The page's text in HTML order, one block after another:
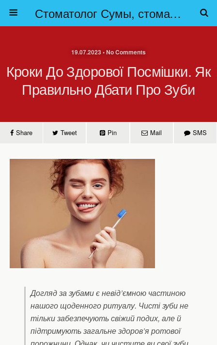
Стоматолог Сумы, стоматологические клиники Сумы, детская стоматология в Сумах. | Частная стоматология Сумы
19.07.2023 • No Comments
Кроки До Здорової Посмішки. Як
Правильно Дбати Про Зуби
Share Tweet Pin Mail SMS
Догляд за зубами є невід’ємною частиною
нашого щоденного ритуалу. Чисті зуби не
тільки забезпечують свіжий подих, але й
підтримують загальне здоров’я ротової